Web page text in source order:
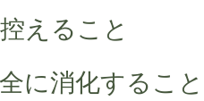
えること
に消化すること